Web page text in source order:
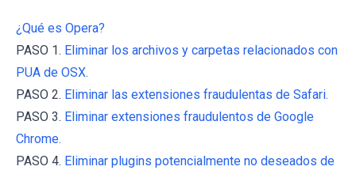
¿Qué es Opera?
PASO 1. Eliminar los archivos y carpetas relacionados con
PUA de OSX.
PASO 2. Eliminar las extensiones fraudulentas de Safari.
PASO 3. Eliminar extensiones fraudulentos de Google
Chrome.
PASO 4. Eliminar plugins potencialmente no deseados de